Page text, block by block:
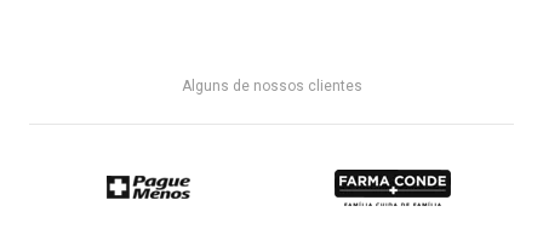
Alguns de nossos clientes